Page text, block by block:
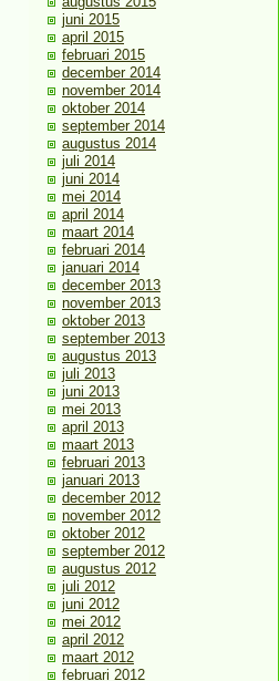
juni 2015
april 2015
februari 2015
december 2014
november 2014
oktober 2014
september 2014
augustus 2014
juli 2014
juni 2014
mei 2014
april 2014
maart 2014
februari 2014
januari 2014
december 2013
november 2013
oktober 2013
september 2013
augustus 2013
juli 2013
juni 2013
mei 2013
april 2013
maart 2013
februari 2013
januari 2013
december 2012
november 2012
oktober 2012
september 2012
augustus 2012
juli 2012
juni 2012
mei 2012
april 2012
maart 2012
februari 2012